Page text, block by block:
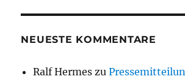
NEUESTE KOMMENTARE
Ralf Hermes zu